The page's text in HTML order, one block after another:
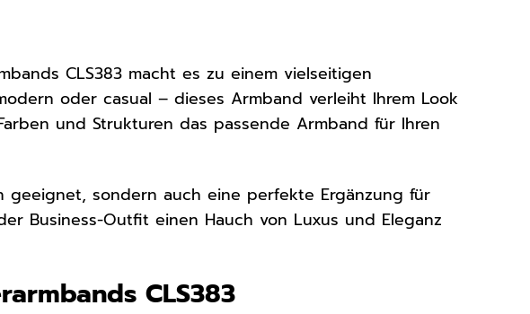
CLS383 macht es zu einem vielseitigen
oder casual – dieses Armband verleiht Ihrem Look
und Strukturen das passende Armband für Ihren
sondern auch eine perfekte Ergänzung für
Business-Outfit einen Hauch von Luxus und Eleganz
CLS383